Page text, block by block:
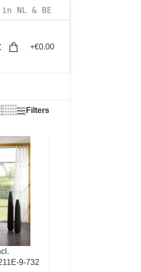
NL & BE
€0.00
Filters
9-732